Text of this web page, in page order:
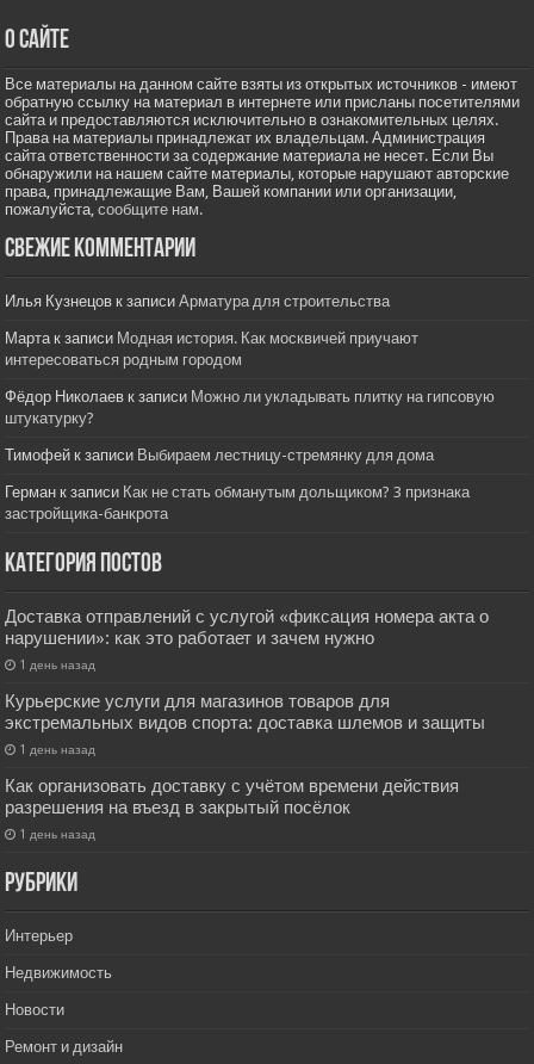
О сайте
Все материалы на данном сайте взяты из открытых источников - имеют
обратную ссылку на материал в интернете или присланы посетителями
сайта и предоставляются исключительно в ознакомительных целях.
Права на материалы принадлежат их владельцам. Администрация
сайта ответственности за содержание материала не несет. Если Вы
обнаружили на нашем сайте материалы, которые нарушают авторские
права, принадлежащие Вам, Вашей компании или организации,
пожалуйста,сообщите нам.
Свежие комментарии
Илья Кузнецов к записиАрматура для строительства
Мартак записи Модная история. Как москвичей приучают
интересоваться родным городом
Фёдор Николаев к записи Можно ли укладывать плитку на гипсовую
штукатурку?
Тимофей к записи Выбираем лестницу-стремянку для дома
Герман к записи Как не стать обманутым дольщиком? 3 признака
застройщика-банкрота
Категория постов
Доставка отправлений с услугой «фиксация номера акта о
нарушении»: как это работает и зачем нужно
1 день назад
Курьерские услуги для магазинов товаров для
экстремальных видов спорта: доставка шлемов и защиты
1 день назад
Как организовать доставку с учётом времени действия
разрешения на въезд в закрытый посёлок
1 день назад
РУбрики
Интерьер
Недвижимость
Новости
Ремонт и дизайн